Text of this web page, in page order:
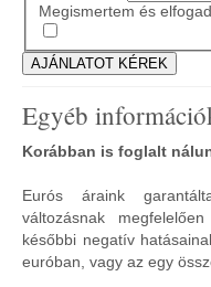
Megismertem és
Egyéb
Korábban is foglalt
Eurós áraink
változásnak
későbbi negatív
euróban, vagy az egy